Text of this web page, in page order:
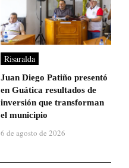
Risaralda
Juan Diego Patiño presentó
en Guática resultados de
inversión que transforman
el municipio
6 de agosto de 2026